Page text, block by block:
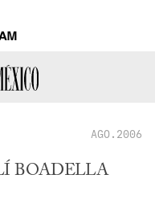
AGO.2006
BOADELLA